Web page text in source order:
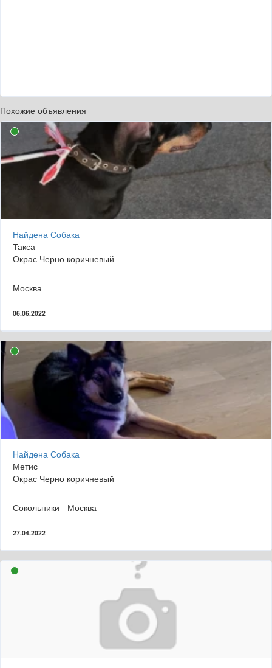
Похожие объявления
Найдена Собака
Такса
Окрас Черно коричневый
Москва
06.06.2022
Найдена Собака
Метис
Окрас Черно коричневый
Сокольники - Москва
27.04.2022